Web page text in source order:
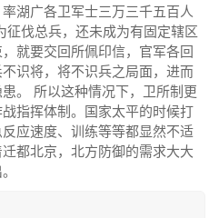
湖广各卫军士三万三千五百人
征伐总兵，还未成为有固定辖区
就要交回所佩印信，官军各回
识将，将不识兵之局面，进而
。 所以这种情况下，卫所制更
指挥体制。国家太平的时候打
应速度、训练等等都显然不适
都北京，北方防御的需求大大